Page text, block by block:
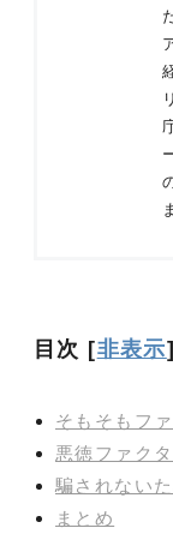
目次 [非表示]
そもそもフ
悪徳ファク
騙されない
まとめ